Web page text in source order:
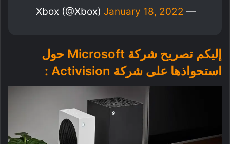
— Xbox (@Xbox)
January 18, 2022
إليكم تصريح شركة Microsoft حول
استحواذها على شركة Activision :